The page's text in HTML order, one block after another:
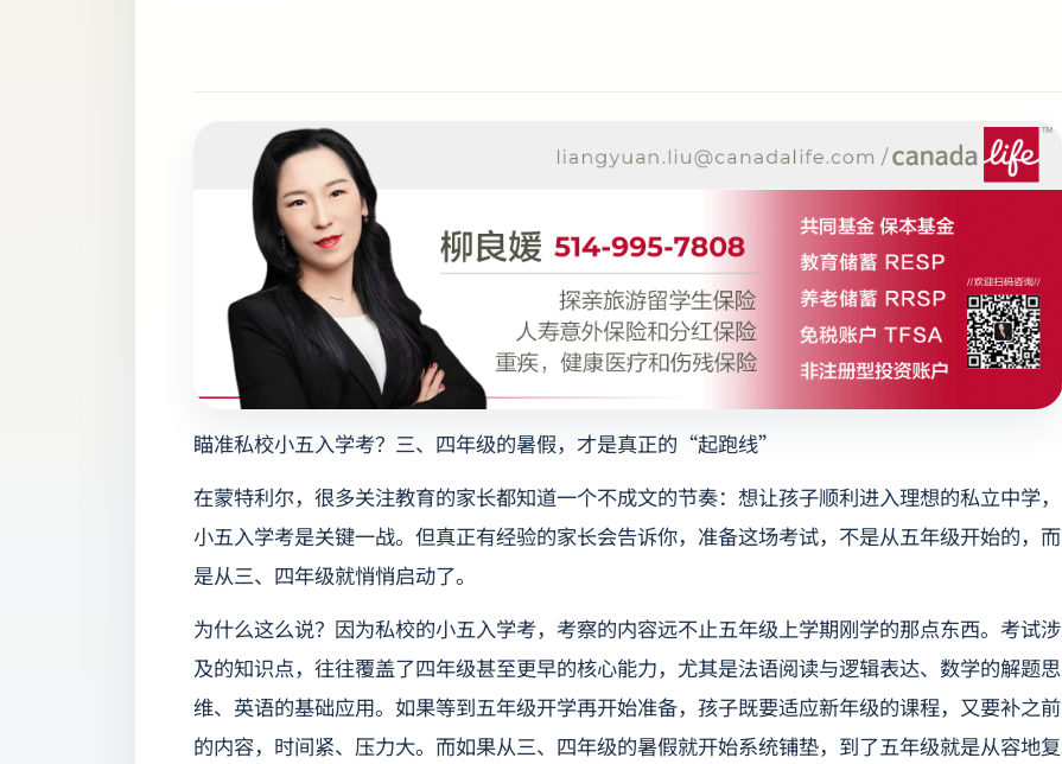
瞄准私校小五入学考？三、四年级的暑假，才是真正的“起跑线”
在蒙特利尔，很多关注教育的家长都知道一个不成文的节奏：想让孩子顺利进入理想的私立中学，
小五入学考是关键一战。但真正有经验的家长会告诉你，准备这场考试，不是从五年级开始的，而
是从三、四年级就悄悄启动了。
为什么这么说？因为私校的小五入学考，考察的内容远不止五年级上学期刚学的那点东西。考试涉
及的知识点，往往覆盖了四年级甚至更早的核心能力，尤其是法语阅读与逻辑表达、数学的解题思
维、英语的基础应用。如果等到五年级开学再开始准备，孩子既要适应新年级的课程，又要补之前
的内容，时间紧、压力大。而如果从三、四年级的暑假就开始系统铺垫，到了五年级就是从容地复